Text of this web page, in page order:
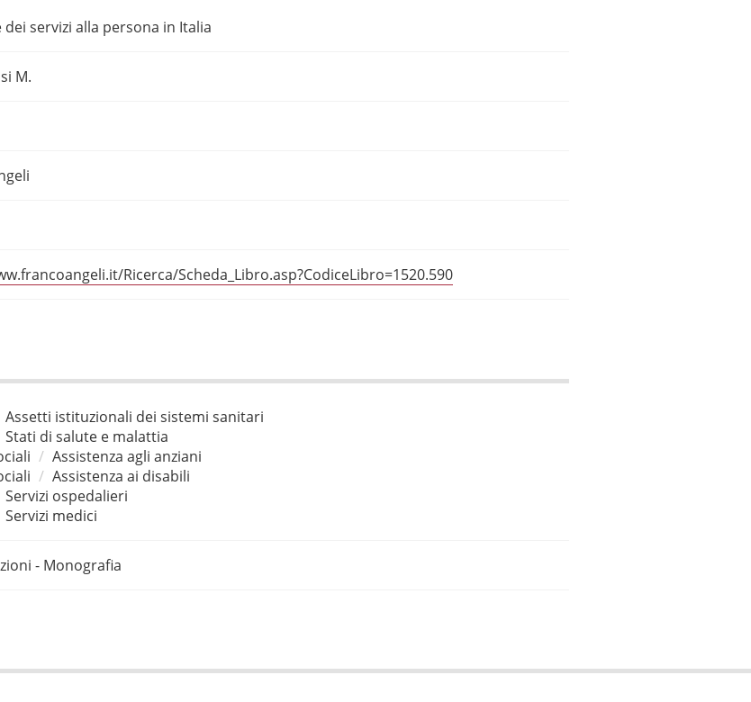
dei servizi alla persona in Italia
M.
Ricerca/Scheda_Libro.asp?CodiceLibro=1520.590
Assetti istituzionali dei sistemi sanitari
Stati di salute e malattia
Assistenza agli anziani
Assistenza ai disabili
Servizi ospedalieri
Servizi medici
- Monografia